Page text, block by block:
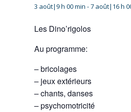
3 août|9 h 00 min -7 août|16 h
Les Dino’rigolos
Au programme:
– bricolages
– jeux extérieurs
– chants, danses
– psychomotricité